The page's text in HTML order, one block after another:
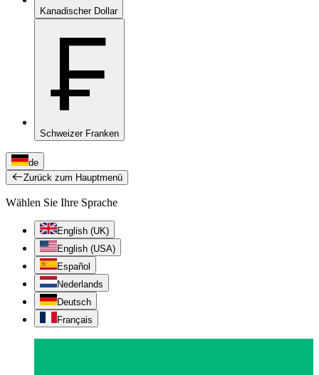
Kanadischer Dollar
₣
Schweizer Franken
de
Zurück zum Hauptmenü
Wählen Sie Ihre Sprache
English (UK)
English (USA)
Español
Nederlands
Deutsch
Français